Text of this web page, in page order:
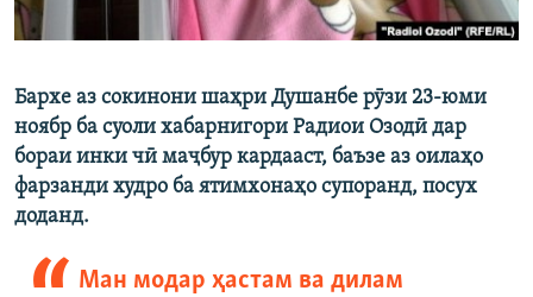
Ҳамаи сомонаҳои RFE/RL
Бархе аз сокинони шаҳри Душанбе рӯзи 23-юми
ноябр ба суоли хабарнигори Радиои Озодӣ дар
бораи инки чӣ маҷбур кардааст, баъзе аз оилаҳо
фарзанди худро ба ятимхонаҳо супоранд, посух
доданд.
Ман модар ҳастам ва дилам